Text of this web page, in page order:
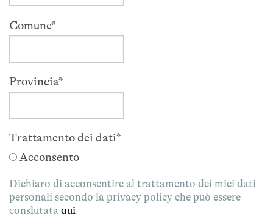
Comune*
Provincia*
Trattamento dei dati*
Acconsento
Dichiaro di acconsentire al trattamento dei miei dati
personali secondo la privacy policy che può essere
conslutata qui